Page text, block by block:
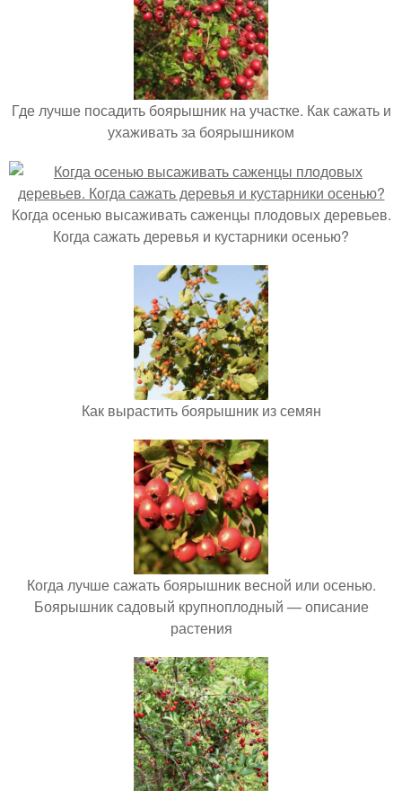
Где лучше посадить боярышник на участке. Как сажать и
ухаживать за боярышником
Когда осенью высаживать саженцы плодовых деревьев.
Когда сажать деревья и кустарники осенью?
Как вырастить боярышник из семян
Когда лучше сажать боярышник весной или осенью.
Боярышник садовый крупноплодный — описание
растения